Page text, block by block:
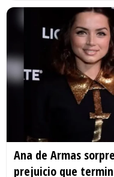
Ana de Armas
prejuicio que